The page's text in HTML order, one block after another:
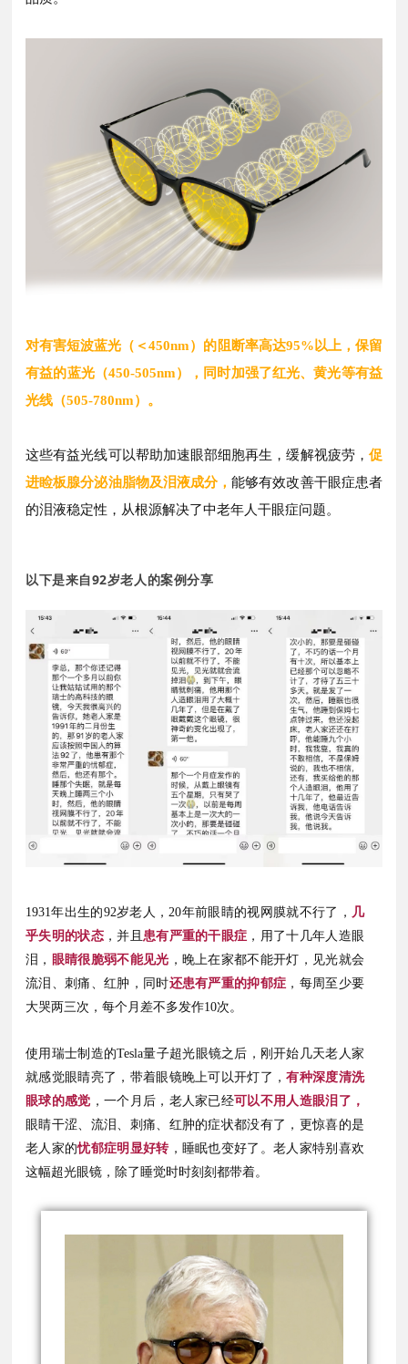
对有害短波蓝光（＜450nm）的阻断率高达95%以上， 保留
有益的蓝光（450-505nm），同时加强了红光、黄光等有益
光线（505-780nm）。
这些有益光线可以帮助加速眼部细胞再生，缓解视疲劳， 促
进睑板腺分泌油脂物及泪液成分，能够有效改善干眼症患者
的泪液稳定性，从根源解决了中老年人干眼症问题。
以下是来自92岁老人的案例分享
1931年出生的92岁老人，20年前眼睛的视网膜就不行了， 几
乎失明的状态 ，并且 患有严重的干眼症 ，用了十几年人造眼
泪， 眼睛很脆弱不能见光 ，晚上在家都不能开灯，见光就会
流泪、刺痛、红肿，同时还患有严重的抑郁症 ，每周至少要
大哭两三次，每个月差不多发作10次。
使用瑞士制造的Tesla量子超光眼镜之后，刚开始几天老人家
就感觉眼睛亮了，带着眼镜晚上可以开灯了，有种深度清洗
眼球的感觉 ，一个月后，老人家已经可以不用人造眼泪了，
眼睛干涩、流泪、刺痛、红肿的症状都没有了，更惊喜的是
老人家的忧郁症明显好转，睡眠也变好了。老人家特别喜欢
这幅超光眼镜，除了睡觉时时刻刻都带着。